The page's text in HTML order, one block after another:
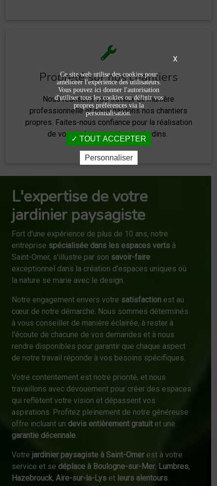
Propreté sur nos chantiers
Nous réalisons vos travaux de manière
professionnelle et nous gardons nos chantiers
propres. Faites-nous confiance pour la réalisation
de vos aménagements pour jardins.
L'expertise de votre
jardinier paysagiste
Fort d'une expérience de plus de 10 ans, notre
entreprise spécialisée dans les espaces verts à
Saint-Omer, s'illustre par son savoir-faire
exceptionnel dans la création d'espaces uniques où
la nature se marie avec le design.
Notre engagement envers votre satisfaction est au
cœur de notre démarche. Nous sommes déterminés
à vous conseiller de manière éclairée, à rester à
l'écoute de chacune de vos demandes et à nous
rendre disponibles pour garantir que chaque aspect
de notre travail réponde à vos besoins spécifiques.
Votre contentement est notre priorité, et nous
travaillons avec dévouement pour créer des espaces
qui reflètent votre vision et dépassent vos
aspirations. Profitez pleinement de notre généreuse
offre incluant un devis entièrement gratuitet une
garantie décennale.
Votre jardinier paysagiste à Saint-Omerest à votre
service et se déplace à Boulogne-sur-Mer, Lumbres,
Hazebrouck, Aire-sur-la-Lys et leurs alentours.
X
Ce site web utilise des cookies pour
améliorer l'expérience des utilisateurs.
Vous pouvez ici donner l'autorisation
d'utiliser tous les cookies ou définir vos
propres préférences via la
personnalisation.
TOUT ACCEPTER
Personnaliser